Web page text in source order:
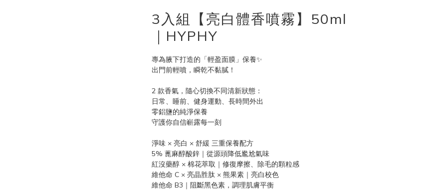
3入組【亮白體香噴霧】50ml
｜HYPHY
專為腋下打造的「輕盈面膜」保養✨
出門前輕噴，瞬乾不黏膩！
2 款香氣，隨心切換不同清新狀態：
日常、睡前、健身運動、長時間外出
零鋁鹽的純淨保養
守護你自信嶄露每一刻
淨味 × 亮白 × 舒緩 三重保養配方
5% 蓖麻醇酸鋅｜從源頭降低尷尬氣味
紅沒藥醇 × 棉花萃取｜修復摩擦、除毛的顆粒感
維他命 C × 亮晶胜肽 × 熊果素｜亮白校色
維他命 B3｜阻斷黑色素，調理肌膚平衡